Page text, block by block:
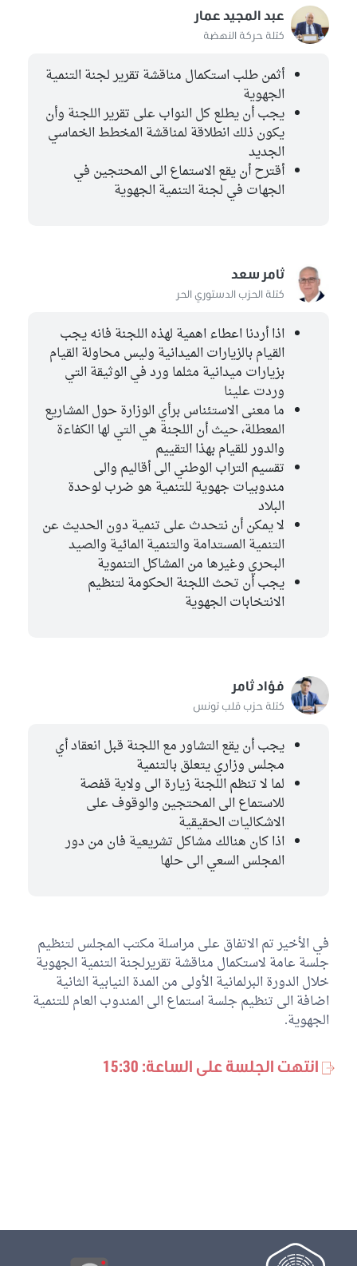
عبد المجيد عمار
كتلة حركة النهضة
أثمن طلب استكمال مناقشة تقرير لجنة التنمية
الجهوية
يجب أن يطلع كل النواب على تقرير اللجنة وأن
يكون ذلك انطلاقة لمناقشة المخطط الخماسي
الجديد
أقترح أن يقع الاستماع الى المحتجين في
الجهات في لجنة التنمية الجهوية
ثامر سعد
كتلة الحزب الدستوري الحر
اذا أردنا اعطاء اهمية لهذه اللجنة فانه يجب
القيام بالزيارات الميدانية وليس محاولة القيام
بزيارات ميدانية مثلما ورد في الوثيقة التي
وردت علينا
ما معنى الاستئناس برأي الوزارة حول المشاريع
المعطلة، حيث أن اللجنة هي التي لها الكفاءة
والدور للقيام بهذا التقييم
تقسيم التراب الوطني الى أقاليم والى
مندوبيات جهوية للتنمية هو ضرب لوحدة
البلاد
لا يمكن أن نتحدث على تنمية دون الحديث عن
التنمية المستدامة والتنمية المائية والصيد
البحري وغيرها من المشاكل التنموية
يجب أن تحث اللجنة الحكومة لتنظيم
الانتخابات الجهوية
فؤاد ثامر
كتلة حزب قلب تونس
يجب أن يقع التشاور مع اللجنة قبل انعقاد أي
مجلس وزاري يتعلق بالتنمية
لما لا تنظم اللجنة زيارة الى ولاية قفصة
للاستماع الى المحتجين والوقوف على
الاشكاليات الحقيقية
اذا كان هنالك مشاكل تشريعية فان من دور
المجلس السعي الى حلها
في الأخير تم الاتفاق على مراسلة مكتب المجلس لتنظيم
جلسة عامة لاستكمال مناقشة تقريرلجنة التنمية الجهوية
خلال الدورة البرلمانية الأولى من المدة النيابية الثانية
اضافة الى تنظيم جلسة استماع الى المندوب العام للتنمية
الجهوية.
انتهت الجلسة على الساعة: 15:30